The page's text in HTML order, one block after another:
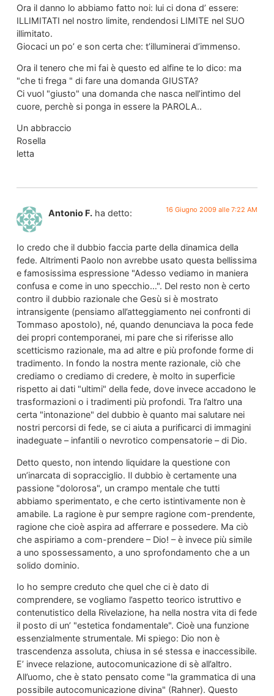
Ora il danno lo abbiamo fatto noi: lui ci dona d’ essere:
ILLIMITATI nel nostro limite, rendendosi LIMITE nel SUO
illimitato.
Giocaci un po’ e son certa che: t’illuminerai d’immenso.
Ora il tenero che mi fai è questo ed alfine te lo dico: ma
"che ti frega " di fare una domanda GIUSTA?
Ci vuol "giusto" una domanda che nasca nell’intimo del
cuore, perchè si ponga in essere la PAROLA..
Un abbraccio
Rosella
letta
Antonio F. ha detto: 16 Giugno 2009 alle 7:22 AM
Io credo che il dubbio faccia parte della dinamica della
fede. Altrimenti Paolo non avrebbe usato questa bellissima
e famosissima espressione "Adesso vediamo in maniera
confusa e come in uno specchio…". Del resto non è certo
contro il dubbio razionale che Gesù si è mostrato
intransigente (pensiamo all’atteggiamento nei confronti di
Tommaso apostolo), né, quando denunciava la poca fede
dei propri contemporanei, mi pare che si riferisse allo
scetticismo razionale, ma ad altre e più profonde forme di
tradimento. In fondo la nostra mente razionale, ciò che
crediamo o crediamo di credere, è molto in superficie
rispetto ai dati "ultimi" della fede, dove invece accadono le
trasformazioni o i tradimenti più profondi. Tra l’altro una
certa "intonazione" del dubbio è quanto mai salutare nei
nostri percorsi di fede, se ci aiuta a purificarci di immagini
inadeguate – infantili o nevrotico compensatorie – di Dio.
Detto questo, non intendo liquidare la questione con
un’inarcata di sopracciglio. Il dubbio è certamente una
passione "dolorosa", un crampo mentale che tutti
abbiamo sperimentato, e che certo istintivamente non è
amabile. La ragione è pur sempre ragione com-prendente,
ragione che cioè aspira ad afferrare e possedere. Ma ciò
che aspiriamo a com-prendere – Dio! – è invece più simile
a uno spossessamento, a uno sprofondamento che a un
solido dominio.
Io ho sempre creduto che quel che ci è dato di
comprendere, se vogliamo l’aspetto teorico istruttivo e
contenutistico della Rivelazione, ha nella nostra vita di fede
il posto di un’ "estetica fondamentale". Cioè una funzione
essenzialmente strumentale. Mi spiego: Dio non è
trascendenza assoluta, chiusa in sé stessa e inaccessibile.
E’ invece relazione, autocomunicazione di sè all’altro.
All’uomo, che è stato pensato come "la grammatica di una
possibile autocomunicazione divina" (Rahner). Questo